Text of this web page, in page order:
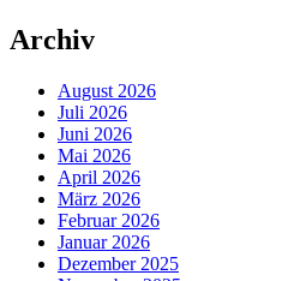
Archiv
August 2026
Juli 2026
Juni 2026
Mai 2026
April 2026
März 2026
Februar 2026
Januar 2026
Dezember 2025